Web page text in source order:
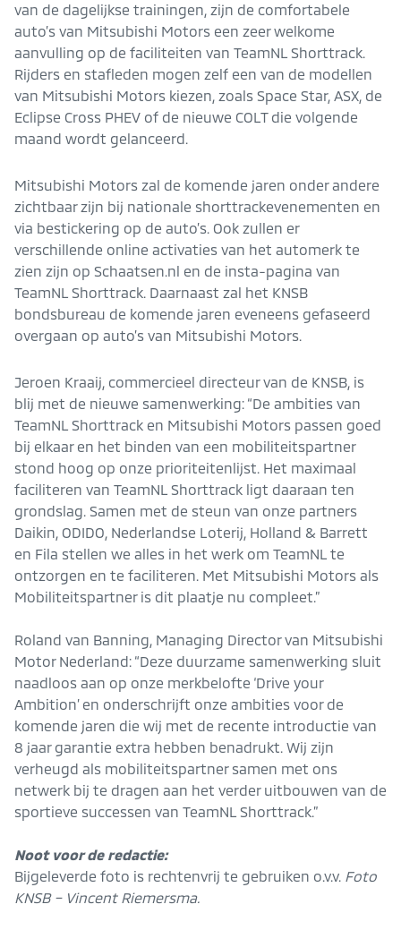
van de dagelijkse trainingen, zijn de comfortabele
auto’s van Mitsubishi Motors een zeer welkome
aanvulling op de faciliteiten van TeamNL Shorttrack.
Rijders en stafleden mogen zelf een van de modellen
van Mitsubishi Motors kiezen, zoals Space Star, ASX, de
Eclipse Cross PHEV of de nieuwe COLT die volgende
maand wordt gelanceerd.
Mitsubishi Motors zal de komende jaren onder andere
zichtbaar zijn bij nationale shorttrackevenementen en
via bestickering op de auto’s. Ook zullen er
verschillende online activaties van het automerk te
zien zijn op Schaatsen.nl en de insta-pagina van
TeamNL Shorttrack. Daarnaast zal het KNSB
bondsbureau de komende jaren eveneens gefaseerd
overgaan op auto’s van Mitsubishi Motors.
Jeroen Kraaij, commercieel directeur van de KNSB, is
blij met de nieuwe samenwerking: “De ambities van
TeamNL Shorttrack en Mitsubishi Motors passen goed
bij elkaar en het binden van een mobiliteitspartner
stond hoog op onze prioriteitenlijst. Het maximaal
faciliteren van TeamNL Shorttrack ligt daaraan ten
grondslag. Samen met de steun van onze partners
Daikin, ODIDO, Nederlandse Loterij, Holland & Barrett
en Fila stellen we alles in het werk om TeamNL te
ontzorgen en te faciliteren. Met Mitsubishi Motors als
Mobiliteitspartner is dit plaatje nu compleet.”
Roland van Banning, Managing Director van Mitsubishi
Motor Nederland: “Deze duurzame samenwerking sluit
naadloos aan op onze merkbelofte ‘Drive your
Ambition’ en onderschrijft onze ambities voor de
komende jaren die wij met de recente introductie van
8 jaar garantie extra hebben benadrukt. Wij zijn
verheugd als mobiliteitspartner samen met ons
netwerk bij te dragen aan het verder uitbouwen van de
sportieve successen van TeamNL Shorttrack.”
Noot voor de redactie:
Bijgeleverde foto is rechtenvrij te gebruiken o.v.v. Foto
KNSB – Vincent Riemersma.